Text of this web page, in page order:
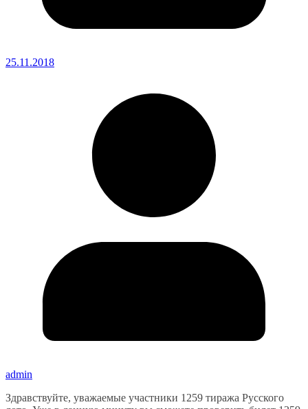
25.11.2018
admin
Здравствуйте, уважаемые участники 1259 тиража Русского